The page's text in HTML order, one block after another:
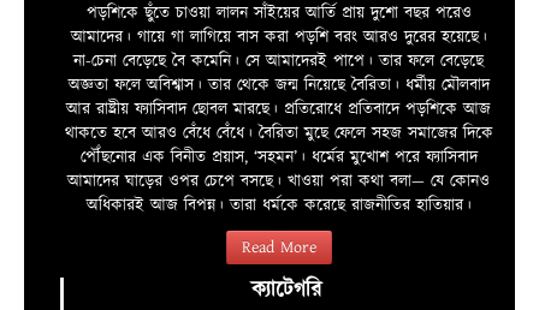
পড়শিকে ছুঁতে চাওয়া লালন সাঁইয়ের আর্তি প্রায় দুশো বছর পরেও
আমাদের। গায়ে গা লাগিয়ে বাস করা পড়শি বরং আরও দুরের হয়েছে।
না-চেনা বেড়েছে বৈ কমেনি। সে আমাদেরই পাপে। তার ফলে বেড়েছে
অজ্ঞতা ফলে অবিশ্বাস। তার থেকে জন্ম নিয়েছে বৈরিতা। ধর্মীয় মৌলবাদ
আর রাষ্ট্রীয় ফ্যাসিবাদ ছোবল মারছে। প্রতিরোধে প্রতিবাদে পড়শিকে আজ
থাকতে হবে আরও বেঁধে বেঁধে। বৈরিতা মুছে ফেলে সহজ সমাজের দিকে
পৌঁছনোর এক বিনীত প্রয়াস, ‘সহমন’। ধর্মের মুখোশ পরে ফ্যাসিবাদ
আমাদের ঘাড়ের ওপর চেপে বসছে। খাওয়া পরা কথা বলা—­­ যে কোনও
অধিকারই আজ বিপন্ন। তারা ধর্মকে করেছে রাজনীতির হাতিয়ার।
Read More
ক্যাটেগরি